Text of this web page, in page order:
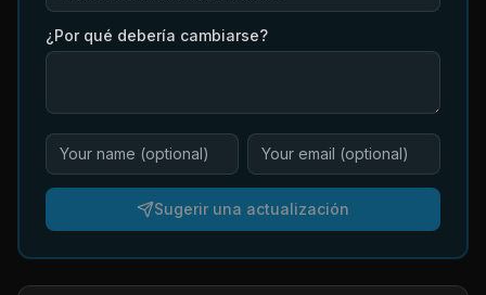
¿Por qué debería cambiarse?
Sugerir una actualización